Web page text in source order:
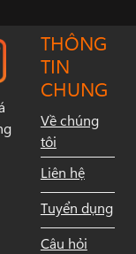
THÔNG
TIN
CHUNG
Về chúng
tôi
Liên hệ
Tuyển dụng
Câu hỏi